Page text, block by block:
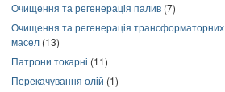
Очищення та регенерація палив (7)
Очищення та регенерація трансформаторних
масел (13)
Патрони токарні (11)
Перекачування олій (1)